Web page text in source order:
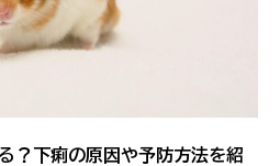
？下痢の原因や予防方法を紹